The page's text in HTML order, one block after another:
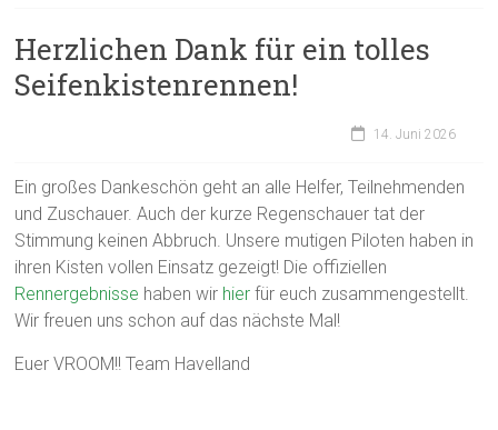
Herzlichen Dank für ein tolles
Seifenkistenrennen!
14. Juni 2026
Ein großes Dankeschön geht an alle Helfer, Teilnehmenden
und Zuschauer. Auch der kurze Regenschauer tat der
Stimmung keinen Abbruch. Unsere mutigen Piloten haben in
ihren Kisten vollen Einsatz gezeigt! Die offiziellen
Rennergebnisse haben wir hier für euch zusammengestellt.
Wir freuen uns schon auf das nächste Mal!
Euer VROOM!! Team Havelland